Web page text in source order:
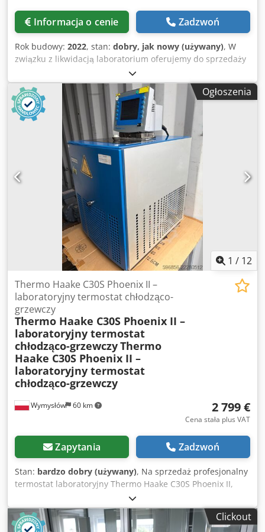
Informacja o cenie Zadzwoń
Rok budowy: 2022, stan: dobry, jak nowy (używany), W
związku z likwidacją laboratorium oferujemy do sprzedaży
urządzenia laboratoryjne w stanie bardzo dobrym i
idealnym. Wszystkie sprzęty były użytkowane zgodnie z
przeznaczeniem, regularnie serwisowane, w pełni sprawne
technicznie, gotowe do natychmiastowego użytku. W
ofercie m.in.: LC MS/MS, GC MS, ICP MS,
*Spektrofotometr*, *Wytrząsarki*, *Mineralizator*,
*System oczyszczania wody Millipore Milli-Q Direct 8*,
*Łaźnia wodna Laboplay W415B*, *Czasza grzejna*,
*Wyparka próżniowa*, *Waga Ohaus: Explorer
EX12001/M*, *Młynek kriogeniczny*, *Natryski
ratunkowe*, *Urządzenie do przygotowania próbek
Multitube Vortexer DVX 2500 VWR*, *Stacja pipetująca*,
*Wirówka* Brak dygestoriów. Z mebli tylko jedna wyspy. To
doskonała okazja dla instytucji badawczych, uczelni, firm z
branży biotechnologicznej, chemicznej i medycznej do
pozyskania wysokiej klasy wyposażenia w atrakcyjnych
cenach. Dsdpfx Aexmhfref Hswa Wszystko jest w stanie
bardzo dobrym, niektóre sprzęty były tylko uruchomione by
zobaczyć jak pracują. Zapraszamy do kontaktu i obejrzenia
sprzętu na miejscu w Polsce, województwo Warmińsko-
Mazurskie.
Ogłoszenia
1 / 12
Wymysłów 60 km
Thermo Haake C30S Phoenix II –
laboratoryjny termostat chłodząco-
grzewczy
Thermo Haake C30S Phoenix II –
laboratoryjny termostat
chłodząco-grzewczyThermo
Haake C30S Phoenix II –
laboratoryjny termostat
chłodząco-grzewczy
2 799 €
Cena stała plus VAT
Zapytania Zadzwoń
Stan: bardzo dobry (używany), Na sprzedaż profesjonalny
termostat laboratoryjny Thermo Haake C30S Phoenix II,
przeznaczony do precyzyjnego chłodzenia i ogrzewania
cieczy oraz stabilizacji temperatury. Urządzenie może
pracować jako kąpiel termostatyczna lub cyrkulator doClickout